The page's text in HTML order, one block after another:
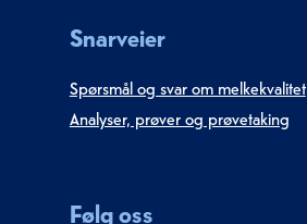
Snarveier
Spørsmål og svar om melkekvalitet
Analyser, prøver og prøvetaking
Følg oss